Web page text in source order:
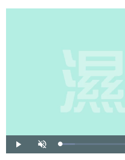
播
放
開
啟
載
入